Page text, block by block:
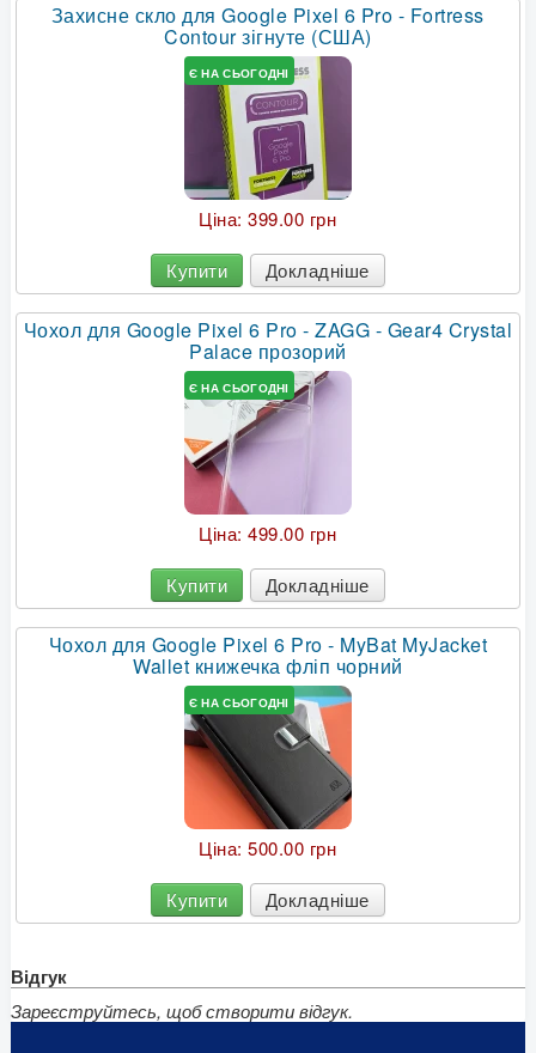
Захисне скло для Google Pixel 6 Pro - Fortress
Contour зігнуте (США)
Є НА СЬОГОДНІ
Ціна:399.00 грн
Купити Докладніше
Чохол для Google Pixel 6 Pro - ZAGG - Gear4 Crystal
Palace прозорий
Є НА СЬОГОДНІ
Ціна:499.00 грн
Купити Докладніше
Чохол для Google Pixel 6 Pro - MyBat MyJacket
Wallet книжечка фліп чорний
Є НА СЬОГОДНІ
Ціна:500.00 грн
Купити Докладніше
Відгук
Зареєструйтесь, щоб створити відгук.